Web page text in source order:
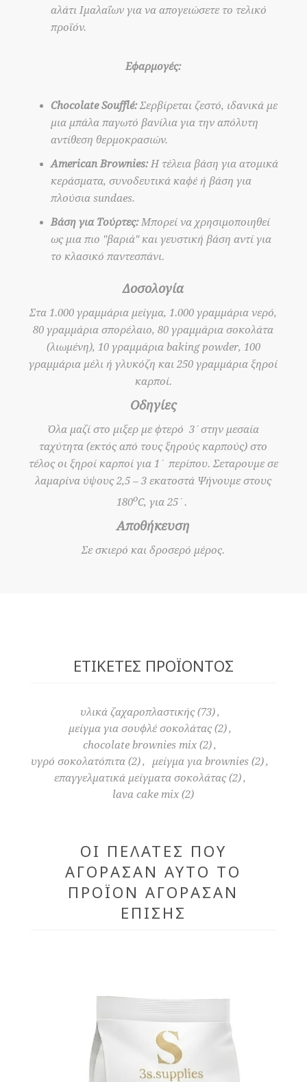
αλάτι Ιμαλαΐων για να απογειώσετε το τελικό
προϊόν.
Εφαρμογές:
Chocolate Soufflé:Σερβίρεται ζεστό, ιδανικά με
μια μπάλα παγωτό βανίλια για την απόλυτη
αντίθεση θερμοκρασιών.
American Brownies:Η τέλεια βάση για ατομικά
κεράσματα, συνοδευτικά καφέ ή βάση για
πλούσια sundaes.
Βάση για Τούρτες:Μπορεί να χρησιμοποιηθεί
ως μια πιο "βαριά" και γευστική βάση αντί για
το κλασικό παντεσπάνι.
Δοσολογία
Στα 1.000 γραμμάρια μείγμα, 1.000 γραμμάρια νερό,
80 γραμμάρια σπορέλαιο, 80 γραμμάρια σοκολάτα
(λιωμένη), 10 γραμμάρια baking powder, 100
γραμμάρια μέλι ή γλυκόζη και 250 γραμμάρια ξηροί
καρποί.
Οδηγίες
Όλα μαζί στο μιξερ με φτερό 3΄στην μεσαία
ταχύτητα (εκτός από τους ξηρούς καρπούς) στο
τέλος οι ξηροί καρποί για 1΄ περίπου. Σεταρουμε σε
λαμαρίνα ύψους 2,5 – 3 εκατοστά Ψήνουμε στους
180οC, για 25΄.
Αποθήκευση
Σε σκιερό και δροσερό μέρος.
ΕΤΙΚΈΤΕΣ ΠΡΟΪΌΝΤΟΣ
υλικά ζαχαροπλαστικής (73),
μείγμα για σουφλέ σοκολάτας (2),
chocolate brownies mix (2),
υγρό σοκολατόπιτα (2), μείγμα για brownies (2),
επαγγελματικά μείγματα σοκολάτας (2),
lava cake mix (2)
ΟΙ ΠΕΛΆΤΕΣ ΠΟΥ
ΑΓΌΡΑΣΑΝ ΑΥΤΌ ΤΟ
ΠΡΟΪΌΝ ΑΓΌΡΑΣΑΝ
ΕΠΊΣΗΣ